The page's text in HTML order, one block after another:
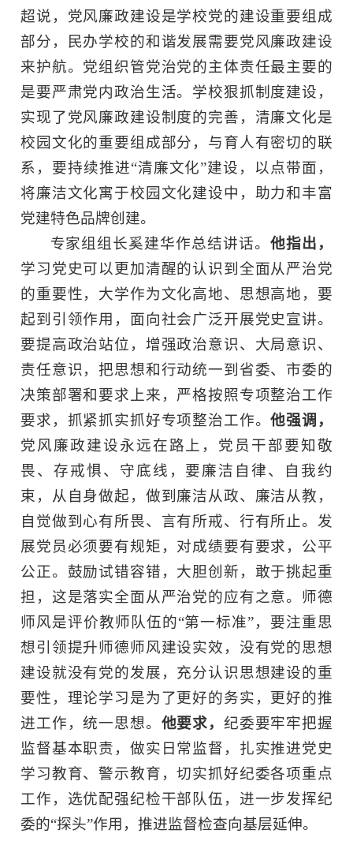
超说，党风廉政建设是学校党的建设重要组成
部分，民办学校的和谐发展需要党风廉政建设
来护航。党组织管党治党的主体责任最主要的
是要严肃党内政治生活。学校狠抓制度建设，
实现了党风廉政建设制度的完善，清廉文化是
校园文化的重要组成部分，与育人有密切的联
系，要持续推进“清廉文化”建设，以点带面，
将廉洁文化寓于校园文化建设中，助力和丰富
党建特色品牌创建。
专家组组长奚建华作总结讲话。他指出，
学习党史可以更加清醒的认识到全面从严治党
的重要性，大学作为文化高地、思想高地，要
起到引领作用，面向社会广泛开展党史宣讲。
要提高政治站位，增强政治意识、大局意识、
责任意识，把思想和行动统一到省委、市委的
决策部署和要求上来，严格按照专项整治工作
要求，抓紧抓实抓好专项整治工作。他强调，
党风廉政建设永远在路上，党员干部要知敬
畏、存戒惧、守底线，要廉洁自律、自我约
束，从自身做起，做到廉洁从政、廉洁从教，
自觉做到心有所畏、言有所戒、行有所止。发
展党员必须要有规矩，对成绩要有要求，公平
公正。鼓励试错容错，大胆创新，敢于挑起重
担，这是落实全面从严治党的应有之意。师德
师风是评价教师队伍的“第一标准”，要注重思
想引领提升师德师风建设实效，没有党的思想
建设就没有党的发展，充分认识思想建设的重
要性，理论学习是为了更好的务实，更好的推
进工作，统一思想。 他要求， 纪委要牢牢把握
监督基本职责，做实日常监督，扎实推进党史
学习教育、警示教育，切实抓好纪委各项重点
工作，选优配强纪检干部队伍，进一步发挥纪
委的“探头”作用，推进监督检查向基层延伸。